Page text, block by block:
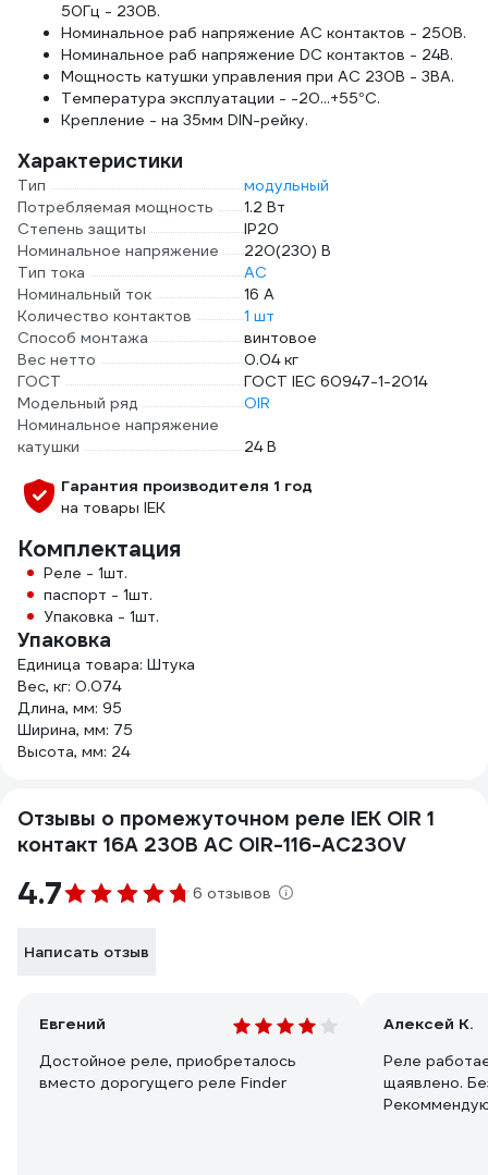
50Гц - 230В.
Номинальное раб напряжение AC контактов - 250В.
Номинальное раб напряжение DC контактов - 24В.
Мощность катушки управления при AC 230В - 3ВА.
Температура эксплуатации - -20...+55°C.
Крепление - на 35мм DIN-рейку.
Характеристики
Тип
модульный
Потребляемая мощность
1.2 Вт
Степень защиты
IP20
Номинальное напряжение
220(230) В
Тип тока
AC
Номинальный ток
16 А
Количество контактов
1 шт
Способ монтажа
винтовое
Вес нетто
0.04 кг
ГОСТ
ГОСТ IEC 60947-1-2014
Модельный ряд
OIR
Номинальное напряжение
катушки
24 В
Гарантия производителя 1 год
на товары IEK
Комплектация
Реле - 1шт.
паспорт - 1шт.
Упаковка - 1шт.
Упаковка
Единица товара: Штука
Вес, кг: 0.074
Длина, мм: 95
Ширина, мм: 75
Высота, мм: 24
Отзывы о промежуточном реле IEK OIR 1
контакт 16А 230В AC OIR-116-AC230V
4.7 6 отзывов
Написать отзыв
Евгений
Достойное реле, приобреталось
вместо дорогущего реле Finder
Алексей К.
Реле
щаявлено.